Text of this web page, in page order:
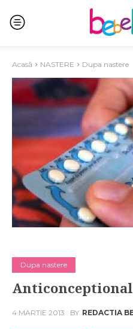
Acasă NASTERE Dupa nastere
Dupa nastere
4 MARTIE 2013 BY REDACTIA